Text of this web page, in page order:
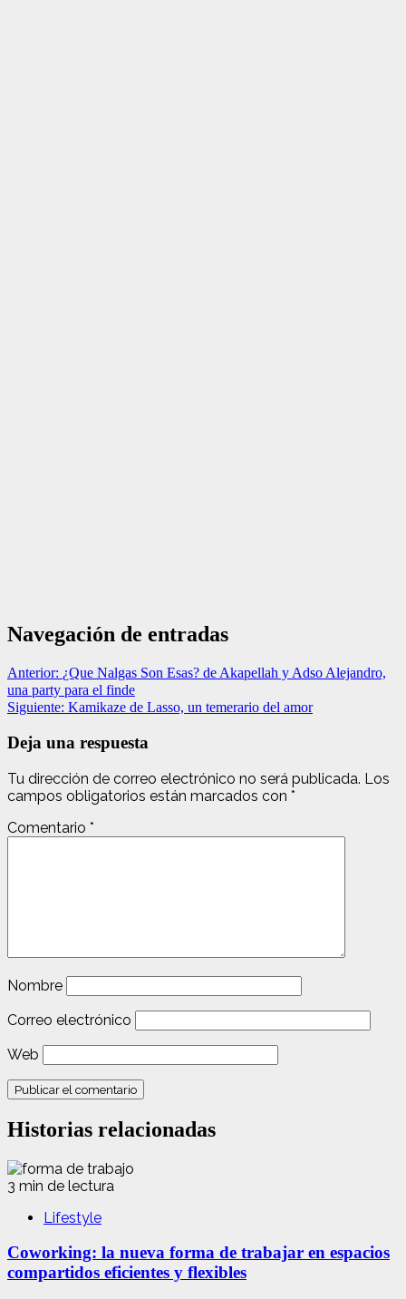
Navegación de entradas
Anterior: ¿Que Nalgas Son Esas? de Akapellah y Adso Alejandro,
una party para el finde
Siguiente: Kamikaze de Lasso, un temerario del amor
Deja una respuesta
Tu dirección de correo electrónico no será publicada. Los
campos obligatorios están marcados con *
Comentario *
Nombre
Correo electrónico
Web
Historias relacionadas
3 min de lectura
Lifestyle
Coworking: la nueva forma de trabajar en espacios
compartidos eficientes y flexibles